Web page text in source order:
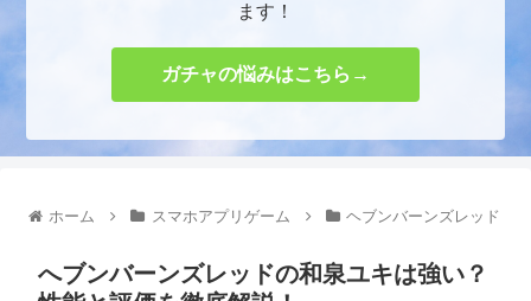
ます！
ガチャの悩みはこちら→
ホーム スマホアプリゲーム ヘブンバーンズレッド
へブンバーンズレッドの和泉ユキは強い？